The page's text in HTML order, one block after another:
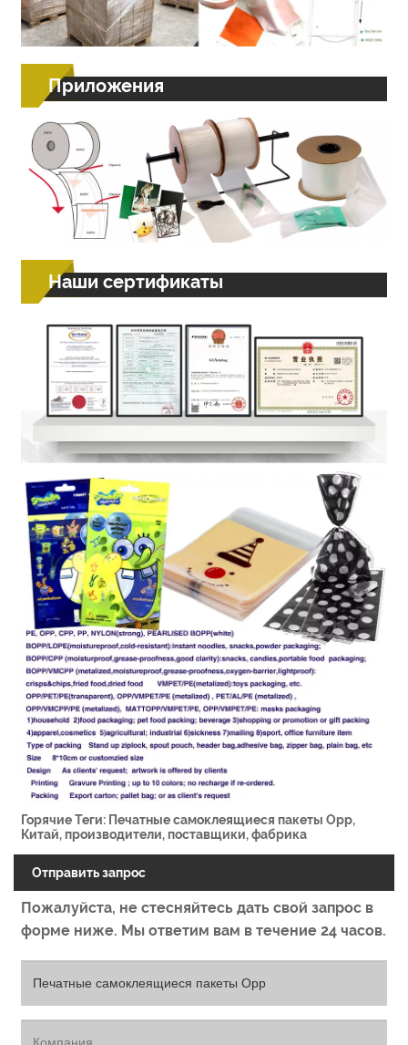
Приложения
Наши сертификаты
Горячие Теги: Печатные самоклеящиеся пакеты Opp,
Китай, производители, поставщики, фабрика
Отправить запрос
Пожалуйста, не стесняйтесь дать свой запрос в
форме ниже. Мы ответим вам в течение 24 часов.